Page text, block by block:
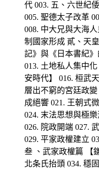
代 003. 五、六世紀
005. 聖德太子改革
008. 中大兄與大海
制國家形成 貳、天
記》與《日本書紀
013. 土地私人集中
安時代】 016. 桓武
層出不窮的宮廷政
成絕響 021. 王朝式
024. 末法思想與極
026. 院政開端 027.
029. 平家政權建立
叁 、武家政權篇 【
北条氏抬頭 034. 穩